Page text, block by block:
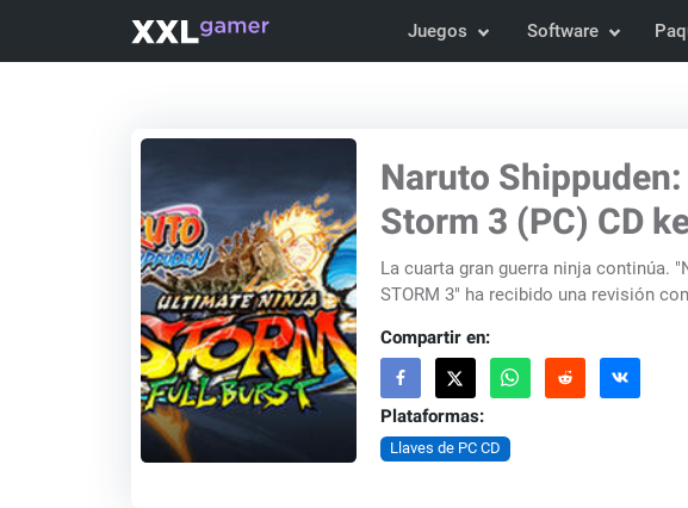
Juegos Software
Naruto
Storm 3 (PC) CD
La cuarta gran guerra ninja continúa.
STORM 3" ha recibido una revisión
Compartir en:
Plataformas:
Llaves de PC CD